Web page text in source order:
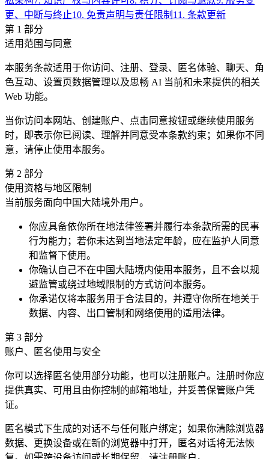
更、中断与终止10. 免责声明与责任限制 11 . 条款更新
第 1 部分
适用范围与同意
本服务条款适用于你访问、注册、登录、匿名体验、聊天、角
色互动、设置页数据管理以及思畅 AI 当前和未来提供的相关
Web 功能。
当你访问本网站、创建账户、点击同意按钮或继续使用服务
时，即表示你已阅读、理解并同意受本条款约束；如果你不同
意，请停止使用本服务。
第 2 部分
使用资格与地区限制
当前服务面向中国大陆境外用户。
你应具备依你所在地法律签署并履行本条款所需的民事
行为能力；若你未达到当地法定年龄，应在监护人同意
和监督下使用。
你确认自己不在中国大陆境内使用本服务，且不会以规
避监管或绕过地域限制的方式访问本服务。
你承诺仅将本服务用于合法目的，并遵守你所在地关于
数据、内容、出口管制和网络使用的适用法律。
第 3 部分
账户、匿名使用与安全
你可以选择匿名使用部分功能，也可以注册账户。注册时你应
提供真实、可用且由你控制的邮箱地址，并妥善保管账户凭
证。
匿名模式下生成的对话不与任何账户绑定；如果你清除浏览器
数据、更换设备或在新的浏览器中打开，匿名对话将无法恢